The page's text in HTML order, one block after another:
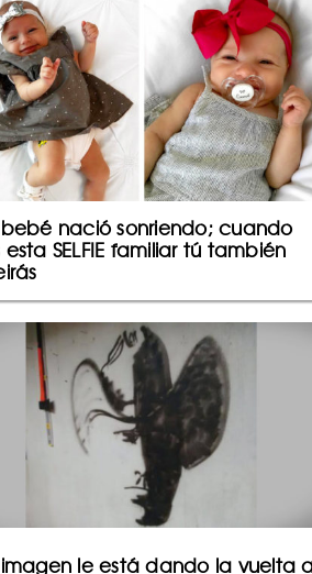
bebé nació sonriendo; cuando
SELFIE familiar tú también
imagen le está dando la vuelta